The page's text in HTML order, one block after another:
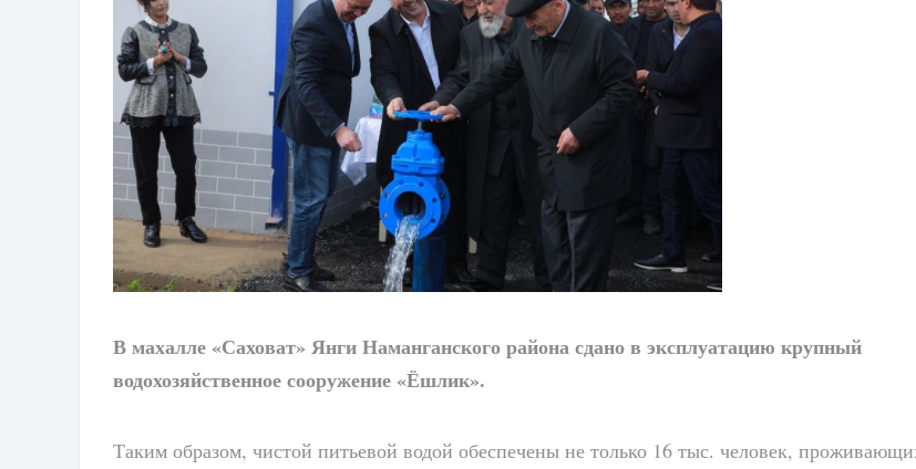
В махалле «Саховат» Янги Наманганского района сдано в эксплуатацию крупный
водохозяйственное сооружение «Ёшлик».
Таким образом, чистой питьевой водой обеспечены не только 16 тыс. человек,